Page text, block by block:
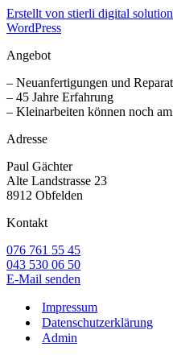
Erstellt von stierli digital
WordPress
Angebot
– Neuanfertigungen und
– 45 Jahre Erfahrung
– Kleinarbeiten können noch
Adresse
Paul Gächter
Alte Landstrasse 23
8912 Obfelden
Kontakt
076 761 55 45
043 530 06 50
E-Mail senden
Impressum
Datenschutzerklärung
Admin